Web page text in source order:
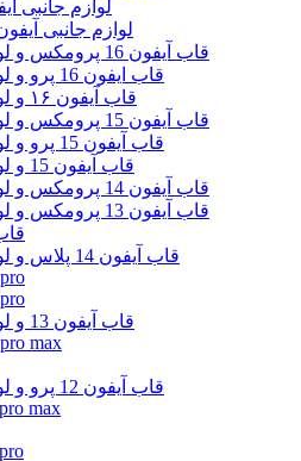
لوازم جانبی آیفون
لوازم جانبی آیفون 17
قاب آیفون 16 پرومکس و لوازم جانبی
قاب ایفون 16 پرو و لوازم جانبی
قاب آیفون ۱۶ و لوازم جانبی
قاب آیفون 15 پرومکس و لوازم جانبی
قاب آیفون 15 پرو و لوازم جانبی
قاب آیفون 15 و لوازم جانبی
قاب آیفون 14 پرومکس و لوازم جانبی
قاب آیفون 13 پرومکس و لوازم جانبی
قاب آیفون 14 پلاس و لوازم جانبی
قاب آیفون 13 و لوازم جانبی
max
قاب آیفون 12 پرو و لوازم جانبی
max